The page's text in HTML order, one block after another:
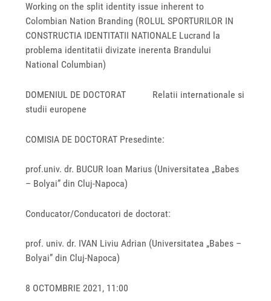
Working on the split identity issue inherent to
Colombian Nation Branding (ROLUL SPORTURILOR IN
CONSTRUCTIA IDENTITATII NATIONALE Lucrand la
problema identitatii divizate inerenta Brandului
National Columbian)
DOMENIUL DE DOCTORAT Relatii internationale si
studii europene
COMISIA DE DOCTORAT Presedinte:
prof.univ. dr. BUCUR Ioan Marius (Universitatea „Babes
– Bolyai” din Cluj-Napoca)
Conducator/Conducatori de doctorat:
prof. univ. dr. IVAN Liviu Adrian (Universitatea „Babes –
Bolyai” din Cluj-Napoca)
8 OCTOMBRIE 2021, 11:00